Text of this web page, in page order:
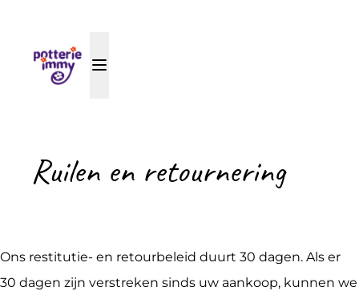
Ruilen en retournering
Ons restitutie- en retourbeleid duurt 30 dagen. Als er
30 dagen zijn verstreken sinds uw aankoop, kunnen we